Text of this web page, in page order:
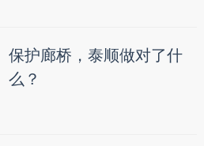
保护廊桥，泰顺做对了什
么？